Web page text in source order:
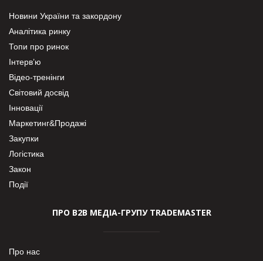
Новини України та закордону
Аналітика ринку
Топи про ринок
Інтерв’ю
Відео-тренінги
Світовий досвід
Інновації
Маркетинг&Продажі
Закупки
Логістика
Закон
Події
ПРО В2В МЕДІА-ГРУПУ TRADEMASTER
Про нас